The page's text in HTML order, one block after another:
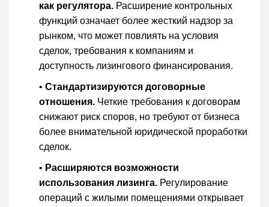
как регулятора. Расширение контрольных
функций означает более жесткий надзор за
рынком, что может повлиять на условия
сделок, требования к компаниям и
доступность лизингового финансирования.
• Стандартизируются договорные
отношения. Четкие требования к договорам
снижают риск споров, но требуют от бизнеса
более внимательной юридической проработки
сделок.
• Расширяются возможности
использования лизинга. Регулирование
операций с жилыми помещениями открывает